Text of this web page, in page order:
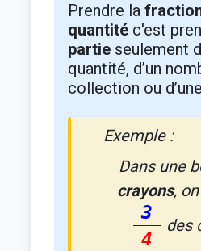
Prendre la
quantitéc'est
partieseulement
quantité, d’un
collection ou
Exemple :
Dans une
crayons,
3
4
des